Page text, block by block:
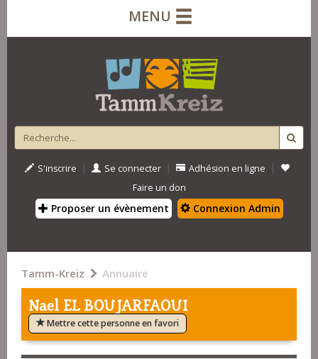
MENU
S'inscrire | Se connecter | Adhésion en ligne |
Faire un don
Proposer un évènement Connexion Admin
Tamm-Kreiz Annuaire
Nael EL BOUJARFAOUI
Mettre cette personne en favori